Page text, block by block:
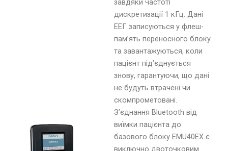
завдяки частоті
дискретизації 1 кГц. Дані
ЕЕГ записуються у флеш-
пам’ять переносного блоку
та завантажуються, коли
пацієнт під’єднується
знову, гарантуючи, що дані
не будуть втрачені чи
скомпрометовані.
З’єднання Bluetooth від
виїмки пацієнта до
базового блоку EMU40EX є
виключно двоточковим.